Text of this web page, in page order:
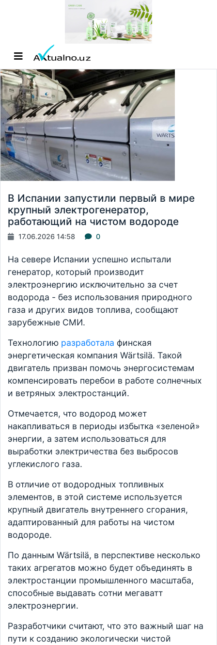
В Испании запустили первый в мире
крупный электрогенератор,
работающий на чистом водороде
17.06.2026 14:58 0
На севере Испании успешно испытали
генератор, который производит
электроэнергию исключительно за счет
водорода - без использования природного
газа и других видов топлива, сообщают
зарубежные СМИ.
Технологию разработала финская
энергетическая компания Wärtsilä. Такой
двигатель призван помочь энергосистемам
компенсировать перебои в работе солнечных
и ветряных электростанций.
Отмечается, что водород может
накапливаться в периоды избытка «зеленой»
энергии, а затем использоваться для
выработки электричества без выбросов
углекислого газа.
В отличие от водородных топливных
элементов, в этой системе используется
крупный двигатель внутреннего сгорания,
адаптированный для работы на чистом
водороде.
По данным Wärtsilä, в перспективе несколько
таких агрегатов можно будет объединять в
электростанции промышленного масштаба,
способные выдавать сотни мегаватт
электроэнергии.
Разработчики считают, что это важный шаг на
пути к созданию экологически чистой